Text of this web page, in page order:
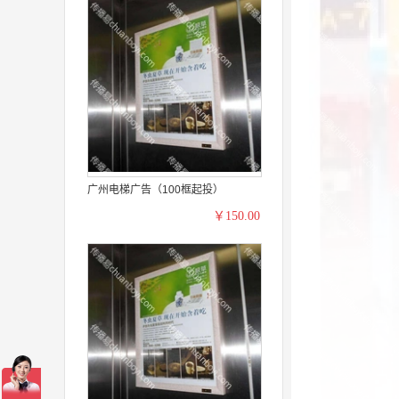
广州电梯广告（100框起投）
￥150.00